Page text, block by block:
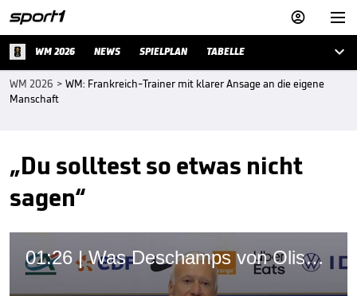


WM 2026 NEWS SPIELPLAN TABELLE 
WM 2026 > WM: Frankreich-Trainer mit klarer Ansage an die eigene
Manschaft
„Du solltest so etwas nicht
sagen“
01:26 | Was Deschamps von Olise erwartet